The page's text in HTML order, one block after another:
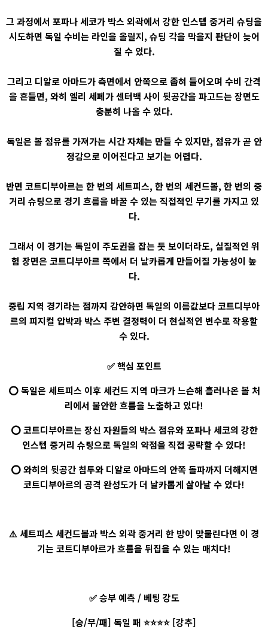
그 과정에서 포파나 세코가 박스 외곽에서 강한 인스텝 중거리 슈팅을
시도하면 독일 수비는 라인을 올릴지, 슈팅 각을 막을지 판단이 늦어
질 수 있다.
그리고 디알로 아마드가 측면에서 안쪽으로 좁혀 들어오며 수비 간격
을 흔들면, 와히 엘리 세페가 센터백 사이 뒷공간을 파고드는 장면도
충분히 나올 수 있다.
독일은 볼 점유를 가져가는 시간 자체는 만들 수 있지만, 점유가 곧 안
정감으로 이어진다고 보기는 어렵다.
반면 코트디부아르는 한 번의 세트피스, 한 번의 세컨드볼, 한 번의 중
거리 슈팅으로 경기 흐름을 바꿀 수 있는 직접적인 무기를 가지고 있
다.
그래서 이 경기는 독일이 주도권을 잡는 듯 보이더라도, 실질적인 위
험 장면은 코트디부아르 쪽에서 더 날카롭게 만들어질 가능성이 높
다.
중립 지역 경기라는 점까지 감안하면 독일의 이름값보다 코트디부아
르의 피지컬 압박과 박스 주변 결정력이 더 현실적인 변수로 작용할
수 있다.
✅ 핵심 포인트
⭕ 독일은 세트피스 이후 세컨드 지역 마크가 느슨해 흘러나온 볼 처
리에서 불안한 흐름을 노출하고 있다!
⭕ 코트디부아르는 장신 자원들의 박스 점유와 포파나 세코의 강한
인스텝 중거리 슈팅으로 독일의 약점을 직접 공략할 수 있다!
⭕ 와히의 뒷공간 침투와 디알로 아마드의 안쪽 돌파까지 더해지면
코트디부아르의 공격 완성도가 더 날카롭게 살아날 수 있다!
⚠️ 세트피스 세컨드볼과 박스 외곽 중거리 한 방이 맞물린다면 이 경
기는 코트디부아르가 흐름을 뒤집을 수 있는 매치다!
✅ 승부 예측 / 베팅 강도
[승/무/패] 독일 패 ⭐⭐⭐⭐ [강추]